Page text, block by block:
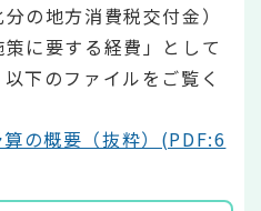
の地方消費税交付金）
に要する経費」として
下のファイルをご覧く
の概要（抜粋）(PDF:6